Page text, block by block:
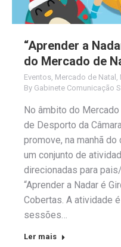
“Aprender a
do Mercado de
Eventos, Mercado de Natal ,
By Gabinete Comunicação
No âmbito do
de Desporto da
promove, na manhã
um conjunto de
direcionadas para
“Aprender a Nadar é
Cobertas. A atividade
sessões…
Ler mais